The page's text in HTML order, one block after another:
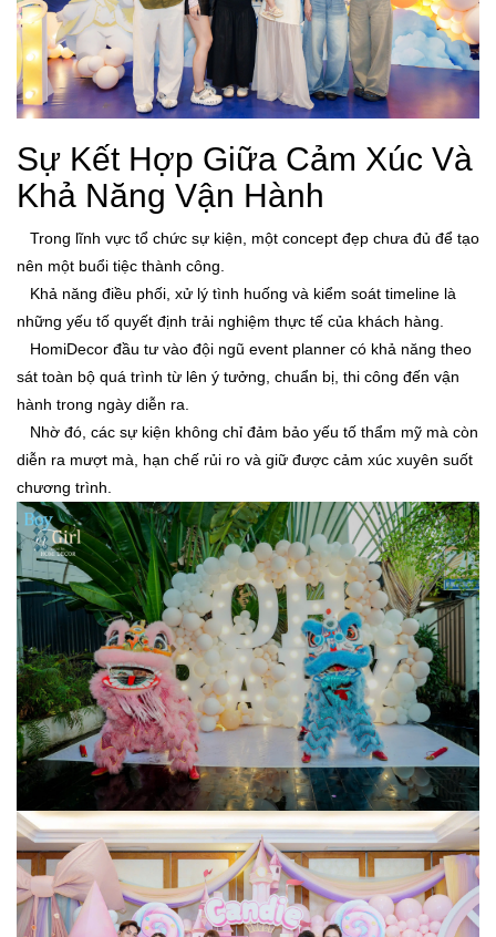
Sự Kết Hợp Giữa Cảm Xúc Và
Khả Năng Vận Hành
Trong lĩnh vực tổ chức sự kiện, một concept đẹp chưa đủ để tạo
nên một buổi tiệc thành công.
Khả năng điều phối, xử lý tình huống và kiểm soát timeline là
những yếu tố quyết định trải nghiệm thực tế của khách hàng.
HomiDecor đầu tư vào đội ngũ event planner có khả năng theo
sát toàn bộ quá trình từ lên ý tưởng, chuẩn bị, thi công đến vận
hành trong ngày diễn ra.
Nhờ đó, các sự kiện không chỉ đảm bảo yếu tố thẩm mỹ mà còn
diễn ra mượt mà, hạn chế rủi ro và giữ được cảm xúc xuyên suốt
chương trình.